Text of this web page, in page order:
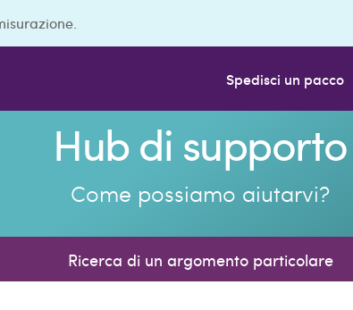
Spedisci un pacco
Hub di supporto
Come possiamo aiutarvi?
Ricerca di un argomento particolare